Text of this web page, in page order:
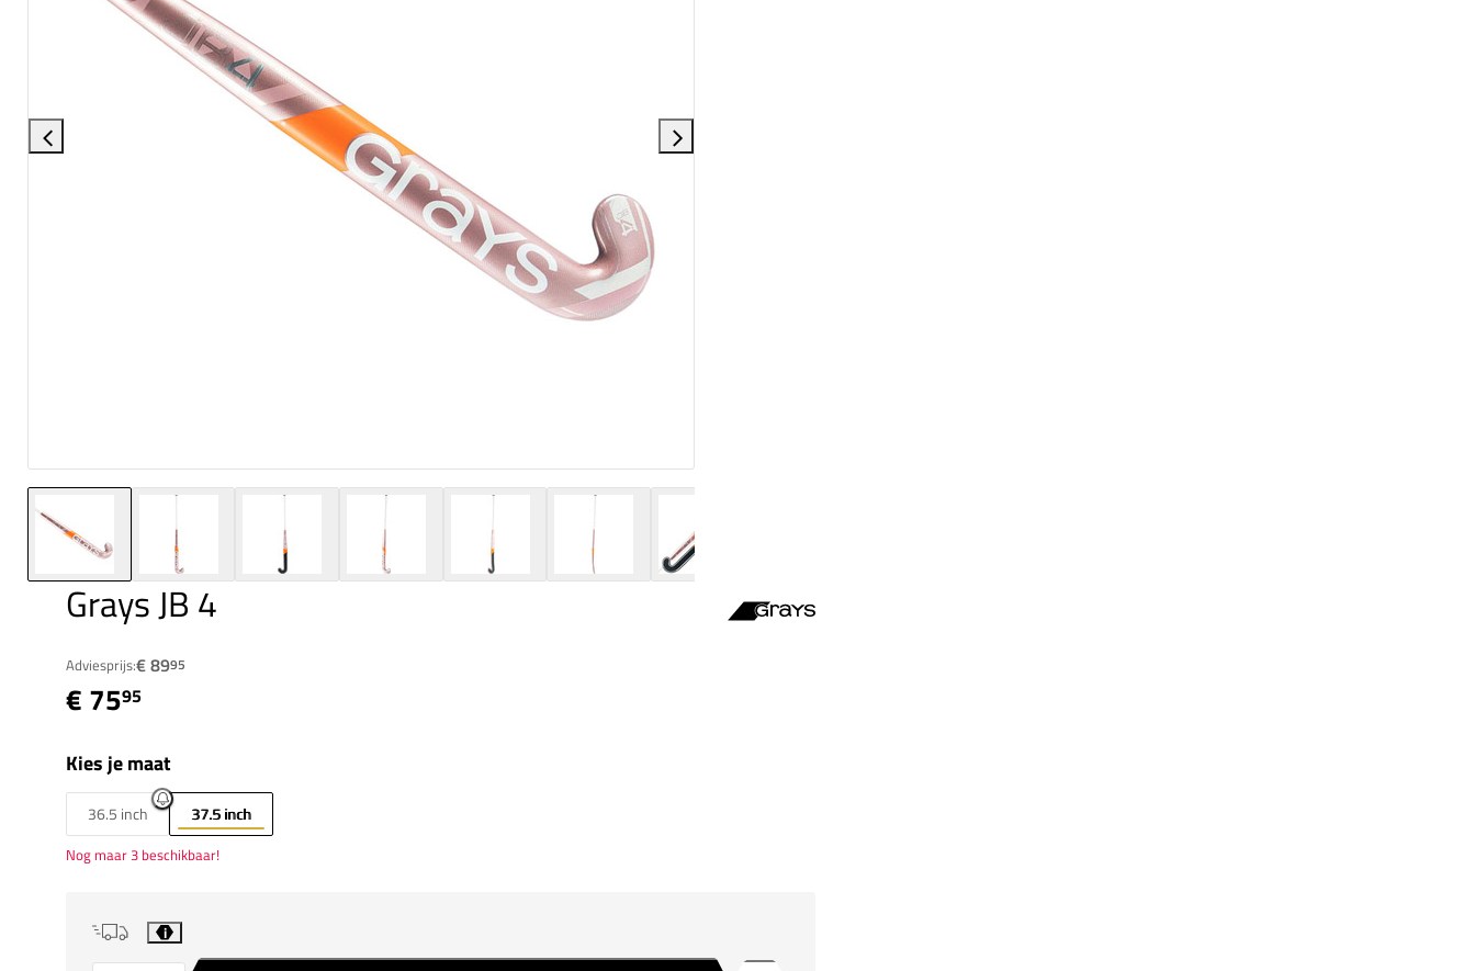
Grays JB 4
Adviesprijs:€ 8995
€ 7595
Kies je maat
36.5 inch 37.5 inch
Nog maar 3 beschikbaar!
i